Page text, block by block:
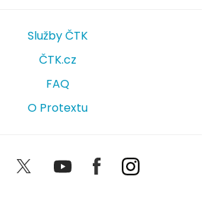
Služby ČTK
ČTK.cz
FAQ
O Protextu
LinkedIn TwitterYoutubeFacebookInstagram